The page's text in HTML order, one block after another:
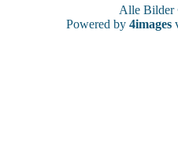
Alle
Powered by 4images